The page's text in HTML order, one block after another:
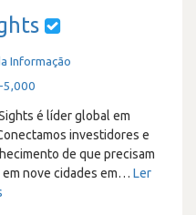
Informação
5,000
é líder global em
investidores e
de que precisam
nove cidades em… Ler